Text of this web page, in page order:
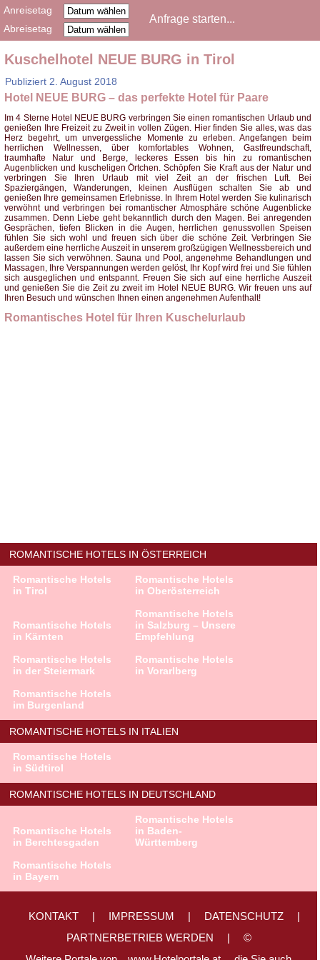
Anreisetag
Abreisetag
Kuschelhotel NEUE BURG in Tirol
Publiziert 2. August 2018
Hotel NEUE BURG – das perfekte Hotel für Paare
Im 4 Sterne Hotel NEUE BURG verbringen Sie einen romantischen Urlaub und
genießen Ihre Freizeit zu Zweit in vollen Zügen. Hier finden Sie alles, was das
Herz begehrt, um unvergessliche Momente zu erleben. Angefangen beim
herrlichen Wellnessen, über komfortables Wohnen, Gastfreundschaft,
traumhafte Natur und Berge, leckeres Essen bis hin zu romantischen
Augenblicken und kuscheligen Örtchen. Schöpfen Sie Kraft aus der Natur und
verbringen Sie Ihren Urlaub mit viel Zeit an der frischen Luft. Bei
Spaziergängen, Wanderungen, kleinen Ausflügen schalten Sie ab und
genießen Ihre gemeinsamen Erlebnisse. In Ihrem Hotel werden Sie kulinarisch
verwöhnt und verbringen bei romantischer Atmosphäre schöne Augenblicke
zusammen. Denn Liebe geht bekanntlich durch den Magen. Bei anregenden
Gesprächen, tiefen Blicken in die Augen, herrlichen genussvollen Speisen
fühlen Sie sich wohl und freuen sich über die schöne Zeit. Verbringen Sie
außerdem eine herrliche Auszeit in unserem großzügigen Wellnessbereich und
lassen Sie sich verwöhnen. Sauna und Pool, angenehme Behandlungen und
Massagen, Ihre Verspannungen werden gelöst, Ihr Kopf wird frei und Sie fühlen
sich ausgeglichen und entspannt. Freuen Sie sich auf eine herrliche Auszeit
und genießen Sie die Zeit zu zweit im Hotel NEUE BURG. Wir freuen uns auf
Ihren Besuch und wünschen Ihnen einen angenehmen Aufenthalt!
Romantisches Hotel für Ihren Kuschelurlaub
ROMANTISCHE HOTELS IN ÖSTERREICH
Romantische Hotels
in Tirol
Romantische Hotels
in Oberösterreich
Romantische Hotels
in Kärnten
Romantische Hotels
in Salzburg – Unsere
Empfehlung
Romantische Hotels
in der Steiermark
Romantische Hotels
in Vorarlberg
Romantische Hotels
im Burgenland
ROMANTISCHE HOTELS IN ITALIEN
Romantische Hotels
in Südtirol
ROMANTISCHE HOTELS IN DEUTSCHLAND
Romantische Hotels
in Berchtesgaden
Romantische Hotels
in Baden-
Württemberg
Romantische Hotels
in Bayern
KONTAKT | IMPRESSUM | DATENSCHUTZ
|
PARTNERBETRIEB WERDEN
|
©